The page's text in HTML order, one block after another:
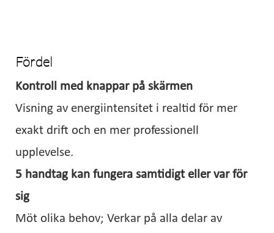
Fördel
Kontroll med knappar på skärmen
Visning av energiintensitet i realtid för mer
exakt drift och en mer professionell
upplevelse.
5 handtag kan fungera samtidigt eller var för
sig
Möt olika behov; Verkar på alla delar av